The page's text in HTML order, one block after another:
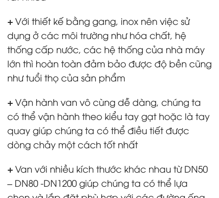
+ Với thiết kế bằng gang, inox nên việc sử
dụng ở các môi trường như hóa chất, hệ
thống cấp nước, các hệ thống của nhà máy
lớn thì hoàn toàn đảm bảo được độ bền cũng
như tuổi thọ của sản phẩm
+ Vận hành van vô cùng dễ dàng, chúng ta
có thể vận hành theo kiểu tay gạt hoặc là tay
quay giúp chúng ta có thể điều tiết được
dòng chảy một cách tốt nhất
+ Van với nhiều kích thước khác nhau từ DN50
– DN80 -DN1200 giúp chúng ta có thể lựa